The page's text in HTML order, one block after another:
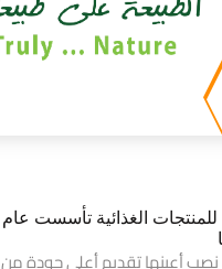
أعينها تقديم أعلى جودة من